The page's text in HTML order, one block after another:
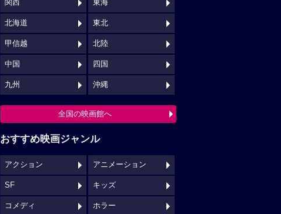
関西 東海
北海道 東北
甲信越 北陸
中国 四国
九州 沖縄
全国の映画館へ
おすすめ映画ジャンル
アクション アニメーション
SF キッズ
コメディ ホラー